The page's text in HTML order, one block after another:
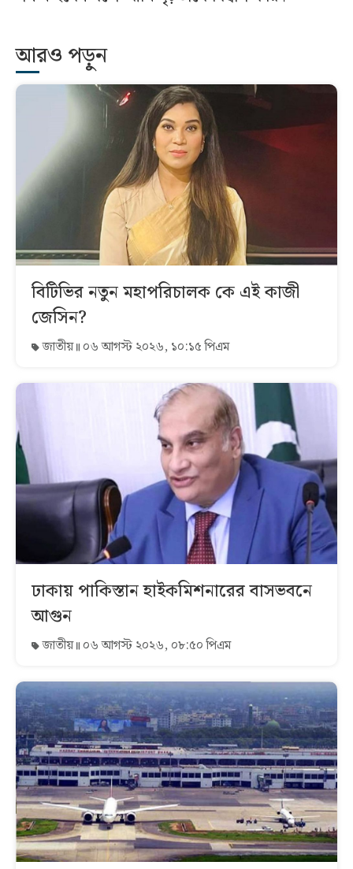
আরও পড়ুন
বিটিভির নতুন মহাপরিচালক কে এই কাজী
জেসিন?
জাতীয় ০৬ আগস্ট ২০২৬, ১০:১৫ পিএম
ঢাকায় পাকিস্তান হাইকমিশনারের বাসভবনে
আগুন
জাতীয় ০৬ আগস্ট ২০২৬, ০৮:৫০ পিএম